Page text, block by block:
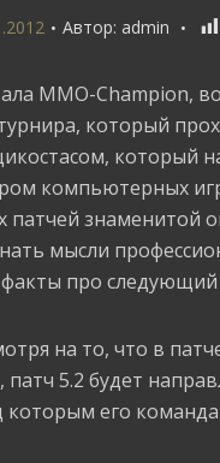
Автор: admin
MMO-Champion,
который
который
компьютерных
патчей знаменитой
мысли
про следующий
на то, что в
5.2 будет
его